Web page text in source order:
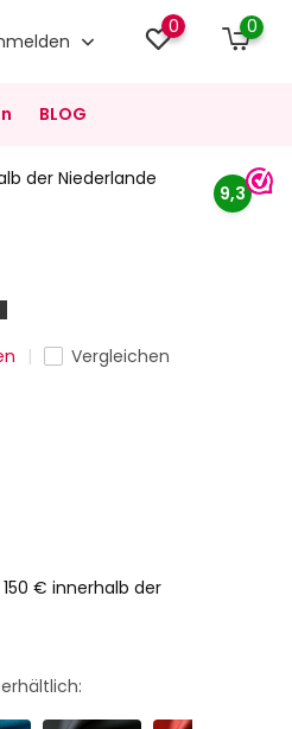
0 0
BLOG
der Niederlande
9,3
Vergleichen
€ innerhalb der